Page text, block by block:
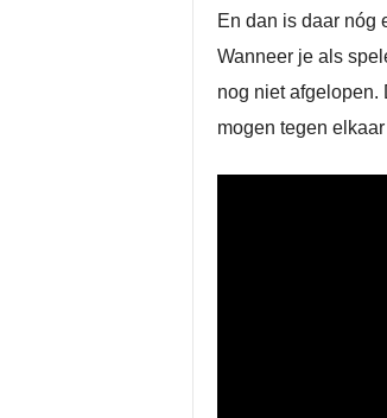
En dan is daar nóg
Wanneer je als
nog niet afgelopen.
mogen tegen